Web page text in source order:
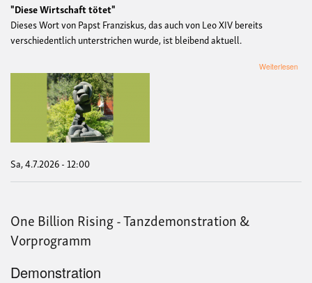
"Diese Wirtschaft tötet"
Dieses Wort von Papst Franziskus, das auch von Leo XIV bereits
verschiedentlich unterstrichen wurde, ist bleibend aktuell.
Weiterlesen
Sa, 4.7.2026 - 12:00
One Billion Rising - Tanzdemonstration &
Vorprogramm
Demonstration